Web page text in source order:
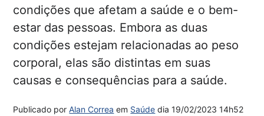
condições que afetam a saúde e o bem-
estar das pessoas. Embora as duas
condições estejam relacionadas ao peso
corporal, elas são distintas em suas
causas e consequências para a saúde.
Publicado porAlan Correa em Saúde dia19/02/2023 14h52